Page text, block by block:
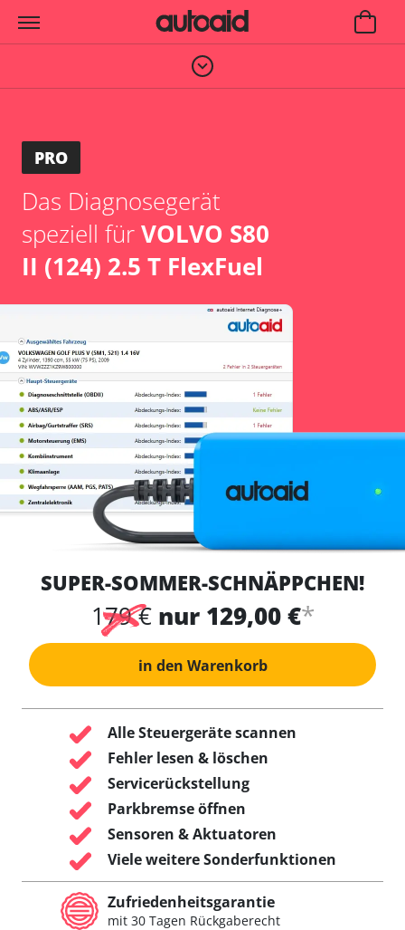
PRO
Das Diagnosegerät
speziell fürVOLVO S80
II (124) 2.5 T FlexFuel
SUPER-SOMMER-SCHNÄPPCHEN!
179 € nur 129,00 €*
in den Warenkorb
Alle Steuergeräte scannen
Fehler lesen & löschen
Servicerückstellung
Parkbremse öffnen
Sensoren & Aktuatoren
Viele weitere Sonderfunktionen
Zufriedenheitsgarantie
mit 30 Tagen Rückgaberecht